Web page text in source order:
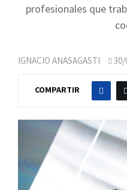
profesionales que
IGNACIO ANASAGASTI 30/
COMPARTIR